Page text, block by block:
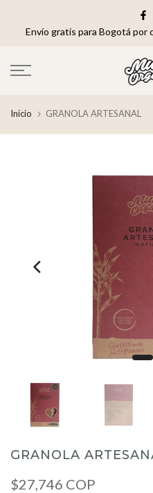
Envío gratis para Bogotá por
Inicio GRANOLA ARTESANAL
GRANOLA
$27,746 COP